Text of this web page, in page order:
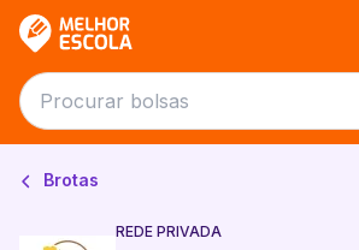
Brotas
REDE PRIVADA